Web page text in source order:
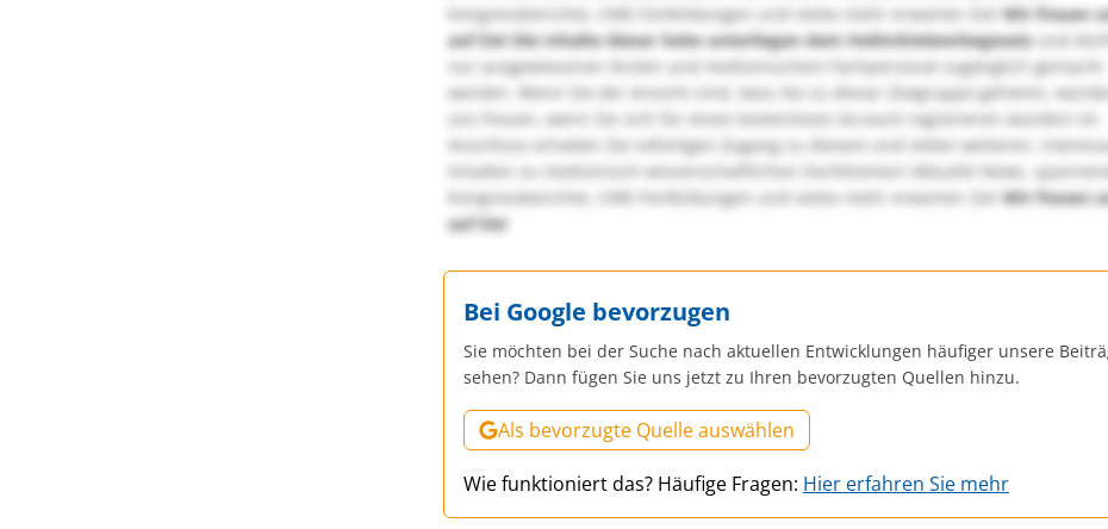
Kongressberichte, CME-Fortbildungen und vieles mehr erwarten Sie!Wir freuen
auf Sie! Die Inhalte dieser Seite unterliegen dem Heilmittelwerbegesetzund
nur ausgewiesenen Ärzten und medizinischem Fachpersonal zugänglich gemacht
werden. Wenn Sie der Ansicht sind, dass Sie zu dieser Zielgruppe gehören,
uns freuen, wenn Sie sich für einen kostenlosen Account registrieren würden! Im
Anschluss erhalten Sie sofortigen Zugang zu diesem und vielen weiteren,
Inhalten zu medizinisch-wissenschaftlichen Fachthemen! Aktuelle News,
Kongressberichte, CME-Fortbildungen und vieles mehr erwarten Sie! Wir freuen
auf Sie!
Bei Google bevorzugen
Sie möchten bei der Suche nach aktuellen Entwicklungen häufiger unsere
sehen? Dann fügen Sie uns jetzt zu Ihren bevorzugten Quellen hinzu.
Als bevorzugte Quelle auswählen
Wie funktioniert das? Häufige Fragen: Hier erfahren Sie mehr